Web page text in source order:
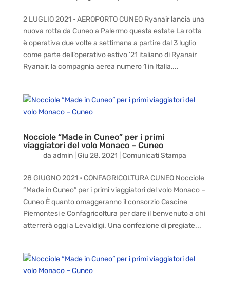
2 LUGLIO 2021 • AEROPORTO CUNEO Ryanair lancia una
nuova rotta da Cuneo a Palermo questa estate La rotta
è operativa due volte a settimana a partire dal 3 luglio
come parte dell’operativo estivo ’21 italiano di Ryanair
Ryanair, la compagnia aerea numero 1 in Italia,...
Nocciole “Made in Cuneo” per i primi
viaggiatori del volo Monaco – Cuneo
daadmin |Giu 28, 2021 |Comunicati Stampa
28 GIUGNO 2021 • CONFAGRICOLTURA CUNEO Nocciole
“Made in Cuneo” per i primi viaggiatori del volo Monaco –
Cuneo È quanto omaggeranno il consorzio Cascine
Piemontesi e Confagricoltura per dare il benvenuto a chi
atterrerà oggi a Levaldigi. Una confezione di pregiate...